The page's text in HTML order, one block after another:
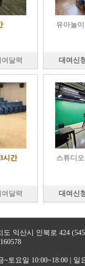
여달력
유아놀
대여신
시간
여달력
스튜디오
대여신
도 익산시 인북로 424
~토요일 10:00~18:00 |